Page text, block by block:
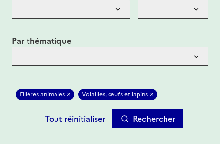
Par thématique
Filières animales Volailles, œufs et lapins
Rechercher